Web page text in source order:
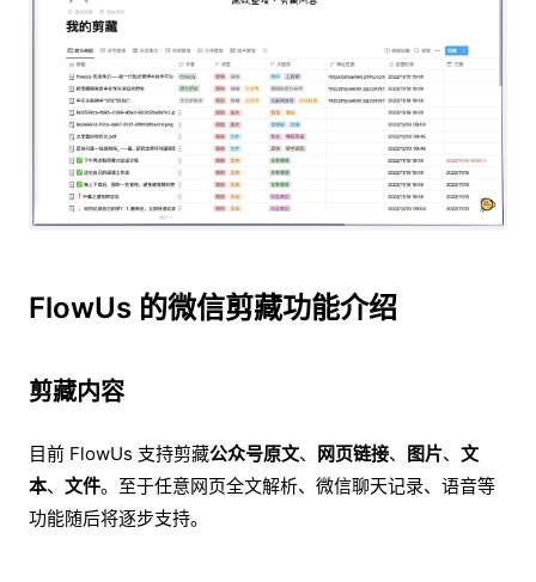
FlowUs 的微信剪藏功能介绍
剪藏内容
目前 FlowUs 支持剪藏公众号原文、 网页链接、 图片、 文
本、 文件。至于任意网页全文解析、微信聊天记录、语音等
功能随后将逐步支持。